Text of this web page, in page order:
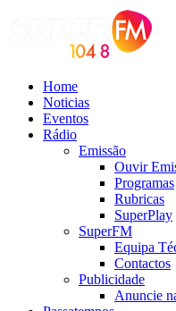
Home
Noticias
Eventos
Rádio
Emissão
Ouvir
Programas
Rubricas
SuperPlay
SuperFM
Equipa
Contactos
Publicidade
Anuncie